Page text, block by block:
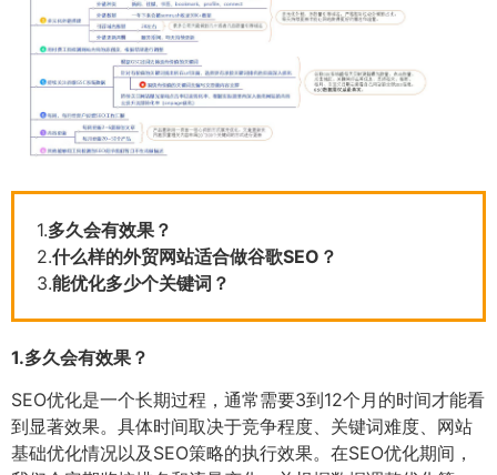
1.多久会有效果？
2.什么样的外贸网站适合做谷歌SEO？
3.能优化多少个关键词？
1.多久会有效果？
SEO优化是一个长期过程，通常需要3到12个月的时间才能看
到显著效果。具体时间取决于竞争程度、关键词难度、网站
基础优化情况以及SEO策略的执行效果。在SEO优化期间，